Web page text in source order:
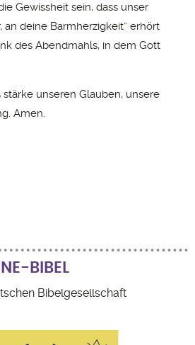
Gewissheit sein, dass unser
an deine Barmherzigkeit” erhört
des Abendmahls, in dem Gott
unseren Glauben, unsere
Amen.
BIBEL
Bibelgesellschaft